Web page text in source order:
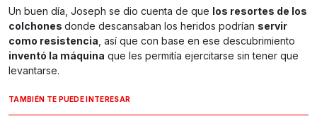
Un buen día, Joseph se dio cuenta de que los resortes de los
colchones donde descansaban los heridos podrían servir
como resistencia, así que con base en ese descubrimiento
inventó la máquina que les permitía ejercitarse sin tener que
levantarse.
TAMBIÉN TE PUEDE INTERESAR